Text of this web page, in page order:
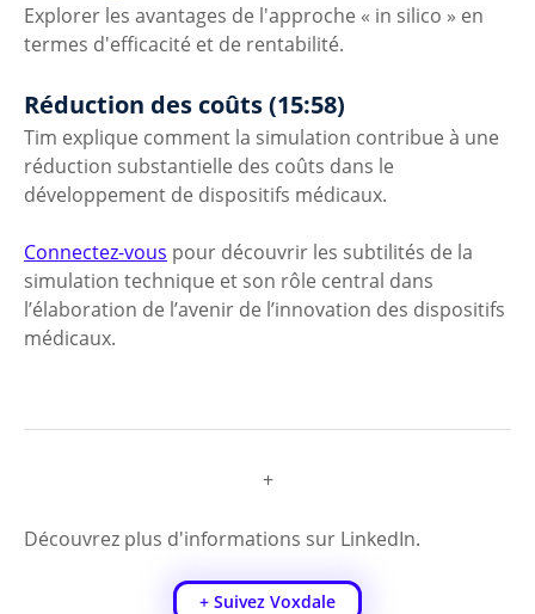
Explorer les avantages de l'approche « in silico » en
termes d'efficacité et de rentabilité.
Réduction des coûts (15:58)
Tim explique comment la simulation contribue à une
réduction substantielle des coûts dans le
développement de dispositifs médicaux.
Connectez-vous pour découvrir les subtilités de la
simulation technique et son rôle central dans
l’élaboration de l’avenir de l’innovation des dispositifs
médicaux.
Découvrez plus d'informations sur LinkedIn.
+ Suivez Voxdale
+